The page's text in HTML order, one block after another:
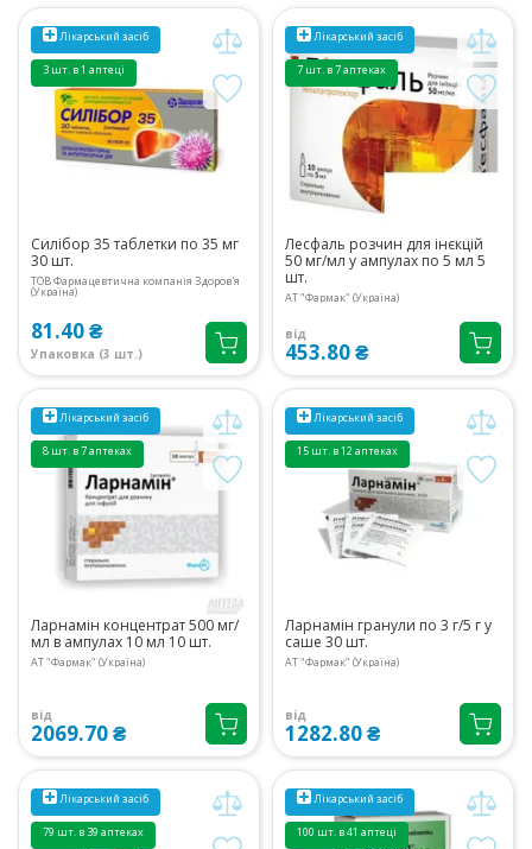
Лікарський засіб
3 шт. в 1 аптеці
Силібор 35 таблетки по 35 мг
30 шт.
ТОВ Фармацевтична компанія Здоров'я
(Україна)
81.40 ₴
Упаковка (3 шт.)
Лікарський засіб
7 шт. в 7 аптеках
Лесфаль розчин для інєкцій
50 мг/мл у ампулах по 5 мл 5
шт.
АТ "Фармак" (Україна)
від
453.80 ₴
Лікарський засіб
8 шт. в 7 аптеках
Ларнамін концентрат 500 мг/
мл в ампулах 10 мл 10 шт.
АТ "Фармак" (Україна)
від
2069.70 ₴
Лікарський засіб
15 шт. в 12 аптеках
Ларнамін гранули по 3 г/5 г у
саше 30 шт.
АТ "Фармак" (Україна)
від
1282.80 ₴
Лікарський засіб
79 шт. в 39 аптеках
Лікарський засіб
100 шт. в 41 аптеці